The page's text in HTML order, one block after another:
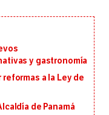
y gastronomía
a la Ley de
de Panamá